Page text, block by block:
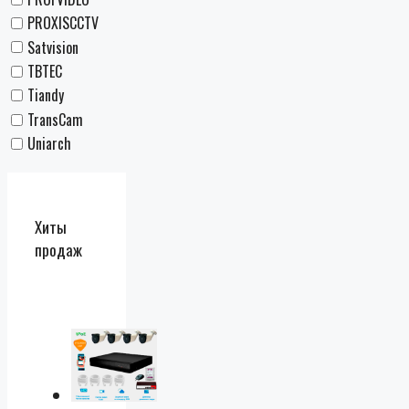
PROXISCCTV
Satvision
TBTEC
Tiandy
TransCam
Uniarch
Хиты
продаж